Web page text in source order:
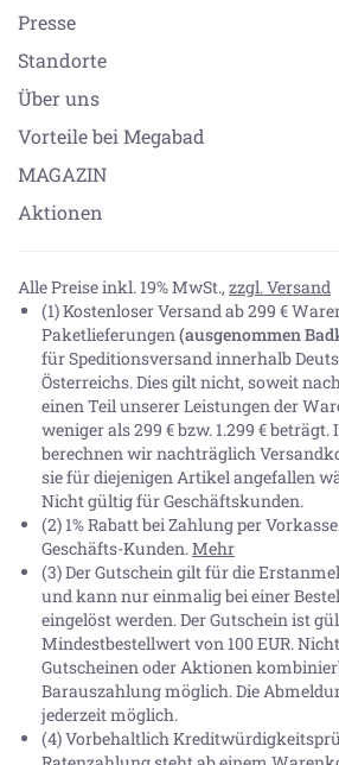
Presse
Standorte
Über uns
Vorteile bei Megabad
MAGAZIN
Aktionen
Alle Preise inkl. 19% MwSt., zzgl. Versand
(1) Kostenloser Versand ab 299 €
Paketlieferungen(ausgenommen
für Speditionsversand innerhalb
Österreichs. Dies gilt nicht, soweit
einen Teil unserer Leistungen der
weniger als 299 € bzw. 1.299 €
berechnen wir nachträglich
sie für diejenigen Artikel angefallen
Nicht gültig für Geschäftskunden.
(2) 1% Rabatt bei Zahlung per
Geschäfts-Kunden.Mehr
(3) Der Gutschein gilt für die
und kann nur einmalig bei einer
eingelöst werden. Der Gutschein ist
Mindestbestellwert von 100 EUR.
Gutscheinen oder Aktionen
Barauszahlung möglich. Die
jederzeit möglich.
(4) Vorbehaltlich